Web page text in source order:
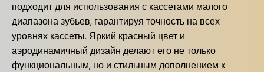
подходит для использования с кассетами малого
диапазона зубьев, гарантируя точность на всех
уровнях кассеты. Яркий красный цвет и
аэродинамичный дизайн делают его не только
функциональным, но и стильным дополнением к